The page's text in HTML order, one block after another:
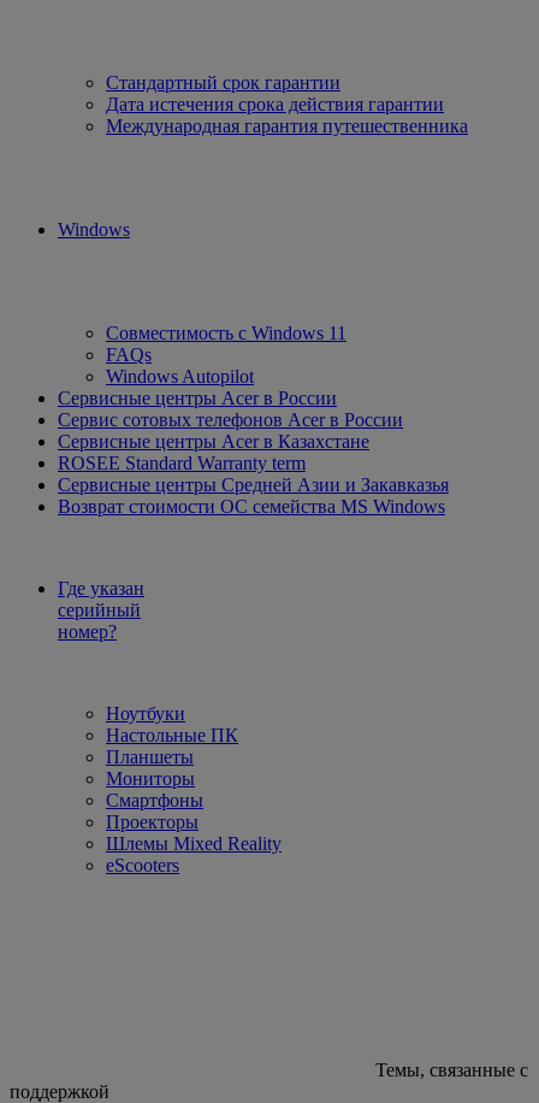
Стандартный срок гарантии
Дата истечения срока действия гарантии
Международная гарантия путешественника
Windows
Совместимость с Windows 11
FAQs
Windows Autopilot
Сервисные центры Acer в России
Сервис сотовых телефонов Acer в России
Сервисные центры Acer в Казахстане
ROSEE Standard Warranty term
Сервисные центры Средней Азии и Закавказья
Возврат стоимости ОС семейства MS Windows
Где указан
серийный
номер?
Ноутбуки
Настольные ПК
Планшеты
Мониторы
Смартфоны
Проекторы
Шлемы Mixed Reality
eScooters
Темы, связанные с
поддержкой